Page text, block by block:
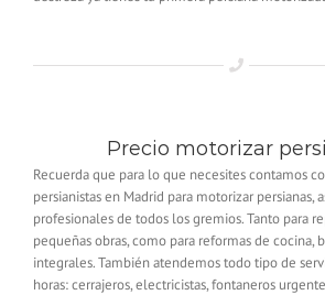
Precio motorizar
Recuerda que para lo que necesites contamos
persianistas en Madrid para motorizar persianas,
profesionales de todos los gremios. Tanto para
pequeñas obras, como para reformas de cocina,
integrales. También atendemos todo tipo de
horas: cerrajeros, electricistas, fontaneros